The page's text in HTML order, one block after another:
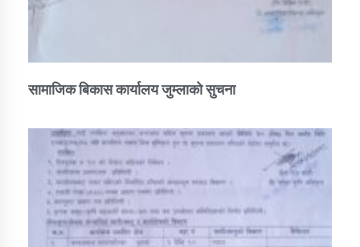
सामाजिक बिकास कार्यालय जुम्लाकाे सुचना